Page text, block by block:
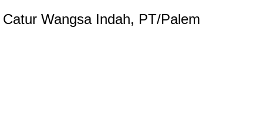
Catur Wangsa Indah, PT/Palem